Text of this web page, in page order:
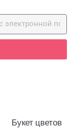
Букет цветов